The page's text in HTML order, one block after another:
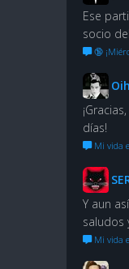
Ese
socio
🔞
días!
Mi vida
Y aun
saludos
Mi vida